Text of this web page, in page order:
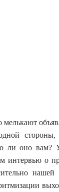
мелькают
ли оно вам?
интервью о